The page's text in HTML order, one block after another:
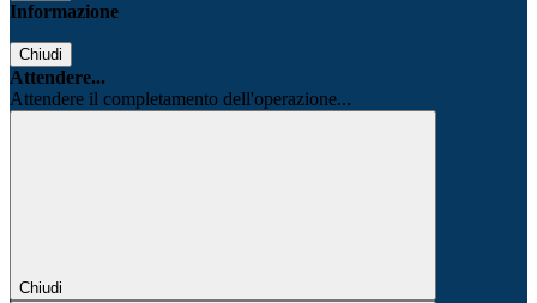
Informazione
Chiudi
Attendere...
Attendere il completamento dell'operazione...
Chiudi